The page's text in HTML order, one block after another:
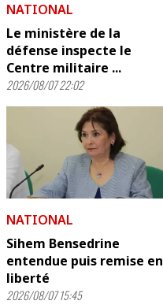
NATIONAL
Le ministère de la
défense inspecte le
Centre militaire ...
2026/08/07 22:02
NATIONAL
Sihem Bensedrine
entendue puis remise en
liberté
2026/08/07 15:45